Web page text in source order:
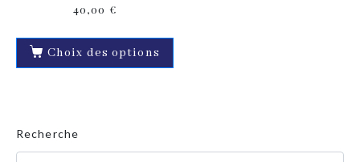
40,00 €
Choix des options
Recherche